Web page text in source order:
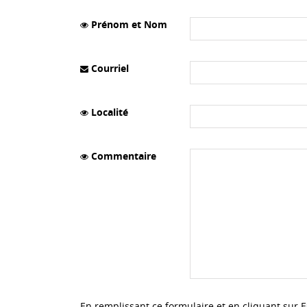
Prénom et Nom
Courriel
Localité
Commentaire